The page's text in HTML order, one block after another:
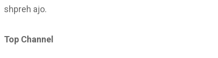
shpreh ajo.
Top Channel